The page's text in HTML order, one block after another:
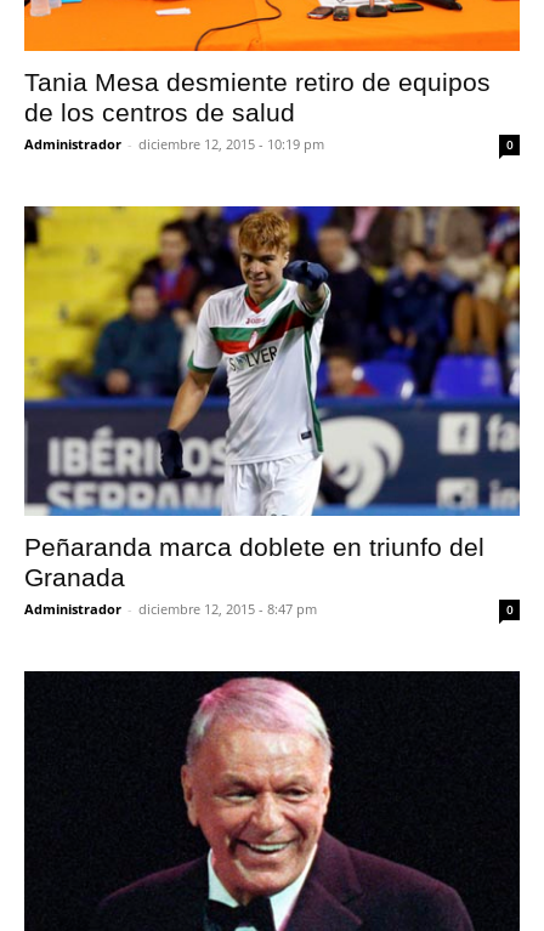
Tania Mesa desmiente retiro de equipos
de los centros de salud
Administrador - diciembre 12, 2015 - 10:19 pm 0
Peñaranda marca doblete en triunfo del
Granada
Administrador - diciembre 12, 2015 - 8:47 pm 0